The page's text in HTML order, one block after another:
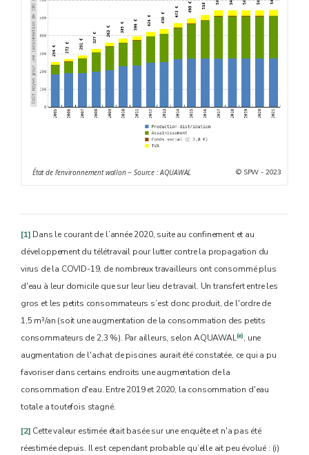
État de l'environnement wallon − Source : AQUAWAL © SPW - 2023
[1] Dans le courant de l’année 2020, suite au confinement et au
développement du télétravail pour lutter contre la propagation du
virus de la COVID-19, de nombreux travailleurs ont consommé plus
d'eau à leur domicile que sur leur lieu de travail. Un transfert entre les
gros et les petits consommateurs s’est donc produit, de l'ordre de
1,5 m³/an (soit une augmentation de la consommation des petits
consommateurs de 2,3 %). Par ailleurs, selon AQUAWAL(e), une
augmentation de l'achat de piscines aurait été constatée, ce qui a pu
favoriser dans certains endroits une augmentation de la
consommation d'eau. Entre 2019 et 2020, la consommation d'eau
totale a toutefois stagné.
[2] Cette valeur estimée était basée sur une enquête et n'a pas été
réestimée depuis. Il est cependant probable qu’elle ait peu évolué : (i)